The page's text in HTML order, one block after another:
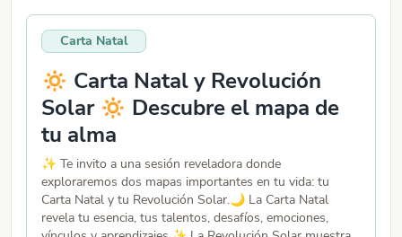
Carta Natal
🔅 Carta Natal y Revolución
Solar 🔅 Descubre el mapa de
tu alma
✨ Te invito a una sesión reveladora donde
exploraremos dos mapas importantes en tu vida: tu
Carta Natal y tu Revolución Solar.🌙 La Carta Natal
revela tu esencia, tus talentos, desafíos, emociones,